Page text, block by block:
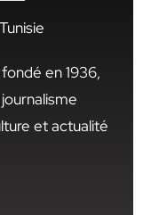
en 1936,
et actualité